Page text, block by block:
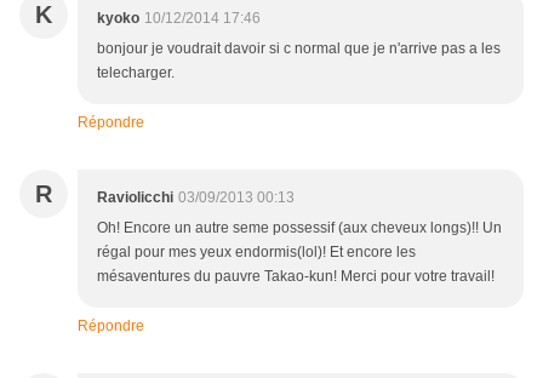
K kyoko 10/12/2014 17:46
bonjour je voudrait davoir si c normal que je n'arrive pas a les
telecharger.
Répondre
R Raviolicchi 03/09/2013 00:13
Oh! Encore un autre seme possessif (aux cheveux longs)!! Un
régal pour mes yeux endormis(lol)! Et encore les
mésaventures du pauvre Takao-kun! Merci pour votre travail!
Répondre